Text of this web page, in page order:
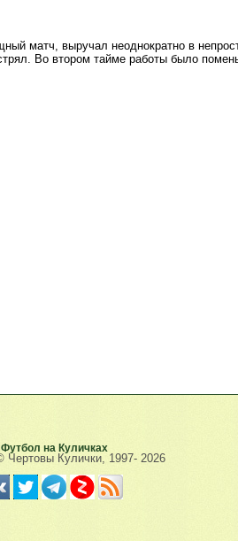
матч, выручал неоднократно в
Во втором тайме работы было
Футбол на Куличках
Чертовы Кулички, 1997- 2026